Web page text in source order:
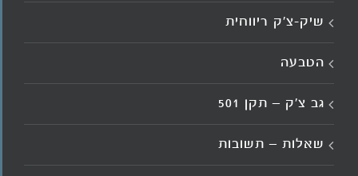
שיק-צ'ק ריווחית
הטבעה
גב צ’ק – תקן 501
שאלות – תשובות